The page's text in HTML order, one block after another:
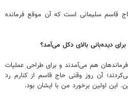
قاسم سلیمانی است که آن موقع فرمانده
دیده‌بانی بالای دکل میآمد؟
هم می‌آمدند و برای طراحی عملیات
آن روز وقتی حاج قاسم از کنارم رد
اولین برخورد من با ایشان بود.